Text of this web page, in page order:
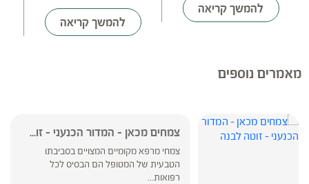
להמשך קריאה
להמשך קריאה
מאמרים נוספים
צמחים מכאן – המדור הכנעני – זו...
צמחי מרפא מקומיים המצויים בסביבתו
הטבעית של המטופל הם הבסיס לכל
רפואות...